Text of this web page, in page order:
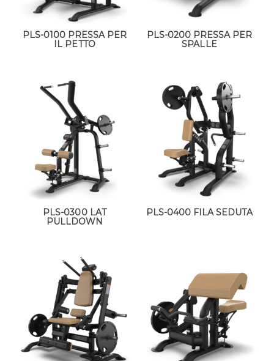
PLS-0100 PRESSA PER
IL PETTO
PLS-0200 PRESSA PER
SPALLE
PLS-0300 LAT
PULLDOWN
PLS-0400 FILA SEDUTA